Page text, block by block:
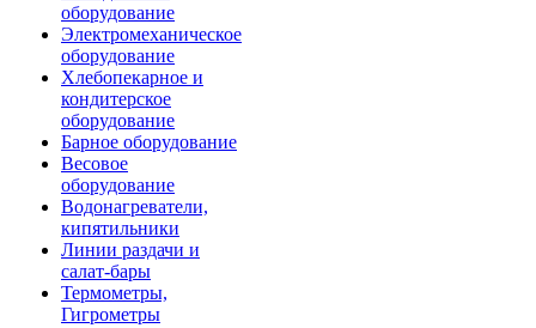
оборудование
Электромеханическое
оборудование
Хлебопекарное и
кондитерское
оборудование
Барное оборудование
Весовое
оборудование
Водонагреватели,
кипятильники
Линии раздачи и
салат-бары
Термометры,
Гигрометры